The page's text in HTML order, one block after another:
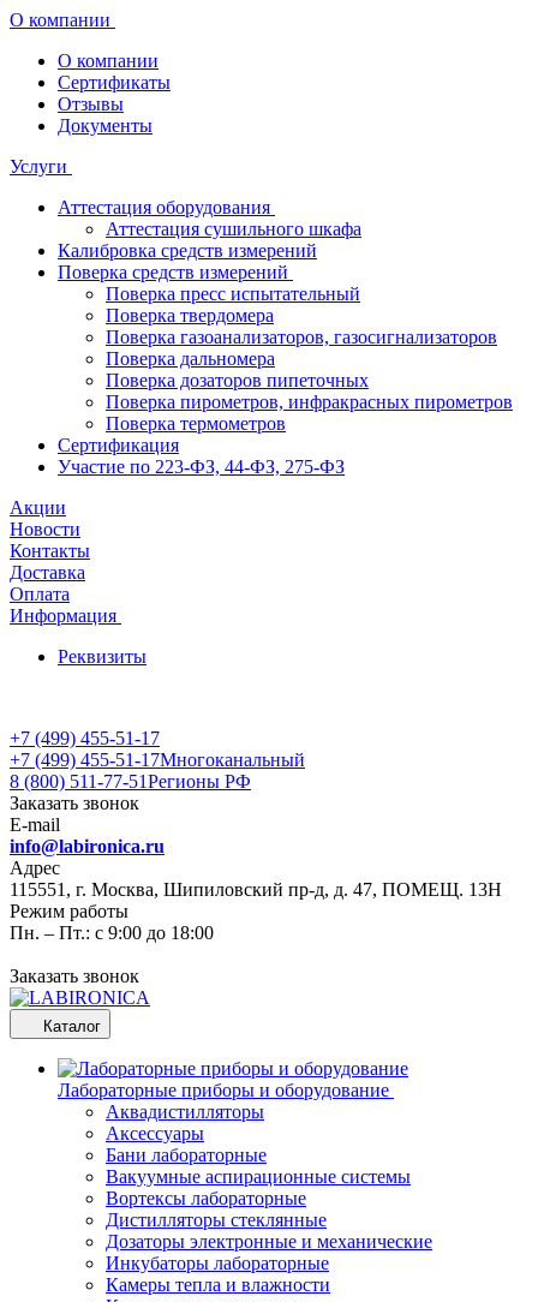
О компании
О компании
Сертификаты
Отзывы
Документы
Услуги
Аттестация оборудования
Аттестация сушильного шкафа
Калибровка средств измерений
Поверка средств измерений
Поверка пресс испытательный
Поверка твердомера
Поверка газоанализаторов, газосигнализаторов
Поверка дальномера
Поверка дозаторов пипеточных
Поверка пирометров, инфракрасных пирометров
Поверка термометров
Сертификация
Участие по 223-ФЗ, 44-ФЗ, 275-ФЗ
Акции
Новости
Контакты
Доставка
Оплата
Информация
Реквизиты
+7 (499) 455-51-17
+7 (499) 455-51-17Многоканальный
8 (800) 511-77-51Регионы РФ
Заказать звонок
E-mail
info@labironica.ru
Адрес
115551, г. Москва, Шипиловский пр-д, д. 47, ПОМЕЩ. 13Н
Режим работы
Пн. – Пт.: с 9:00 до 18:00
Заказать звонок
Каталог
Лабораторные приборы и оборудование
Аквадистилляторы
Аксессуары
Бани лабораторные
Вакуумные аспирационные системы
Вортексы лабораторные
Дистилляторы стеклянные
Дозаторы электронные и механические
Инкубаторы лабораторные
Камеры тепла и влажности